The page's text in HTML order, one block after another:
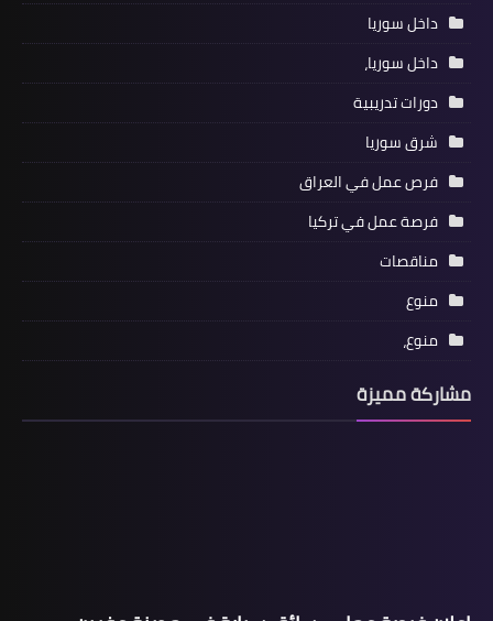
داخل سوريا
داخل سوريا،
دورات تدريبية
شرق سوريا
فرص عمل في العراق
فرصة عمل في تركيا
مناقصات
منوع
منوع،
مشاركة مميزة